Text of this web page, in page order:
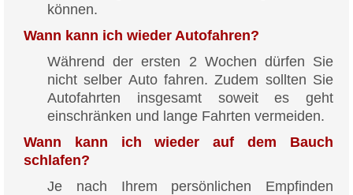
können.
Wann kann ich wieder Autofahren?
Während der ersten 2 Wochen dürfen Sie
nicht selber Auto fahren. Zudem sollten Sie
Autofahrten insgesamt soweit es geht
einschränken und lange Fahrten vermeiden.
Wann kann ich wieder auf dem Bauch
schlafen?
Je nach Ihrem persönlichen Empfinden